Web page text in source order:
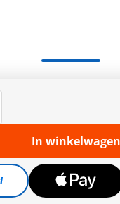
op dit moment 3
vanaf €30
In winkelwagen